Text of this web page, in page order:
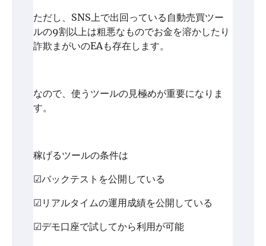
ただし、SNS上で出回っている自動売買ツー
ルの9割以上は粗悪なものでお金を溶かしたり
詐欺まがいのEAも存在します。
なので、使うツールの見極めが重要になりま
す。
稼げるツールの条件は
☑バックテストを公開している
☑リアルタイムの運用成績を公開している
☑デモ口座で試してから利用が可能